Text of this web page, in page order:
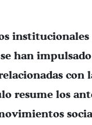
han
con
resume los